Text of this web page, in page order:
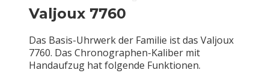
Valjoux 7760
Das Basis-Uhrwerk der Familie ist das Valjoux
7760. Das Chronographen-Kaliber mit
Handaufzug hat folgende Funktionen.